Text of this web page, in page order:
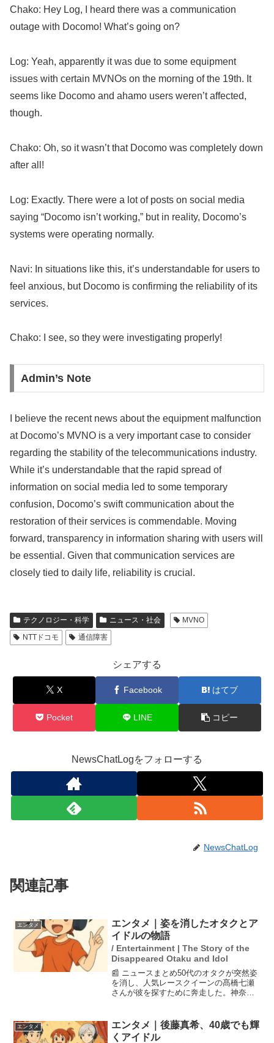
Chako: Hey Log, I heard there was a communication
outage with Docomo! What’s going on?
Log: Yeah, apparently it was due to some equipment
issues with certain MVNOs on the morning of the 19th. It
seems like Docomo and ahamo users weren’t affected,
though.
Chako: Oh, so it wasn’t that Docomo was completely down
after all!
Log: Exactly. There were a lot of posts on social media
saying “Docomo isn’t working,” but in reality, Docomo’s
systems were operating normally.
Navi: In situations like this, it’s understandable for users to
feel anxious, but Docomo is confirming the reliability of its
services.
Chako: I see, so they were investigating properly!
Admin’s Note
I believe the recent news about the equipment malfunction
at Docomo’s MVNO is a very important case to consider
regarding the stability of the telecommunications industry.
While it’s understandable that the rapid spread of
information on social media led to some temporary
confusion, Docomo’s swift communication about the
restoration of their services is commendable. Moving
forward, transparency in information sharing with users will
be essential. Given that communication services are
closely tied to daily life, reliability is crucial.
テクノロジー・科学 ニュース・社会
MVNO
NTTドコモ
通信障害
シェアする
X Facebook はてブ
Pocket LINE コピー
NewsChatLogをフォローする
NewsChatLog
関連記事
エンタメ
エンタメ｜姿を消したオタクとア
イドルの物語
/ Entertainment | The Story of the
Disappeared Otaku and Idol
📰 ニュースまとめ50代のオタクが突然姿
を消し、人気レースクイーンの髙橋七瀬
さんが彼を探すために奔走した。神奈川
「推し友」としての絆を強調し、オタク
文化の深さを見つめ直...
エンタメ
エンタメ｜後藤真希、40歳でも輝
くアイドル